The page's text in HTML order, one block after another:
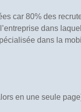
car 80% des
dans
dans la
en une seule